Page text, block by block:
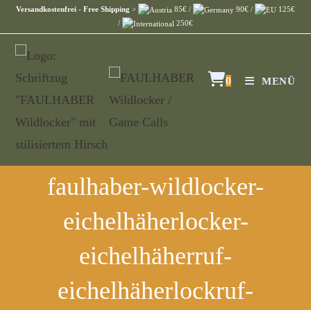
Versandkostenfrei - Free Shipping > 85€ / 90€ /
125€
/
250€
0 MENÜ
faulhaber-wildlocker-
eichelhäherlocker-
eichelhäherruf-
eichelhäherlockruf-